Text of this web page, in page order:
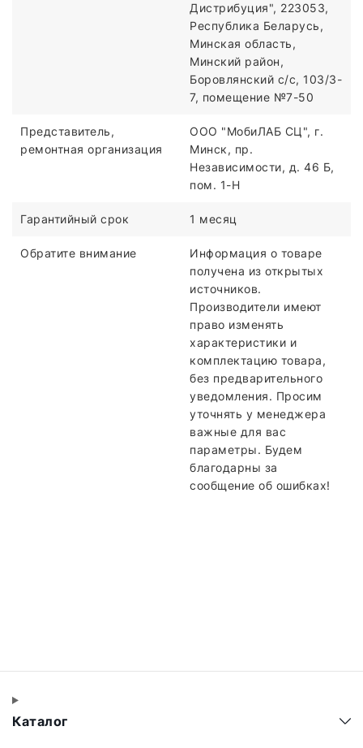
Дистрибуция", 223053,
Республика Беларусь,
Минская область,
Минский район,
Боровлянский с/с, 103/3-
7, помещение №7-50
Представитель,
ремонтная организация
ООО "МобиЛАБ СЦ", г.
Минск, пр.
Независимости, д. 46 Б,
пом. 1-Н
Гарантийный срок 1 месяц
Обратите внимание
Информация о товаре
получена из открытых
источников.
Производители имеют
право изменять
характеристики и
комплектацию товара,
без предварительного
уведомления. Просим
уточнять у менеджера
важные для вас
параметры. Будем
благодарны за
сообщение об ошибках!
Каталог